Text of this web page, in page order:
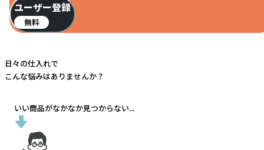
ユーザー登録
無料
日々の仕入れで
こんな悩みはありませんか？
いい商品がなかなか見つからない...